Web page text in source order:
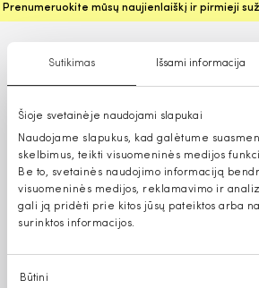
Sutikimas Išsami informacija
Šioje svetainėje naudojami slapukai
Naudojame slapukus, kad galėtume
skelbimus, teikti visuomeninės medijos
Be to, svetainės naudojimo informaciją
visuomeninės medijos, reklamavimo ir
gali ją pridėti prie kitos jūsų pateiktos arba
surinktos informacijos.
Sutikimo
Būtini
Prenumeruokite mūsų naujienlaiškį ir pirmieji